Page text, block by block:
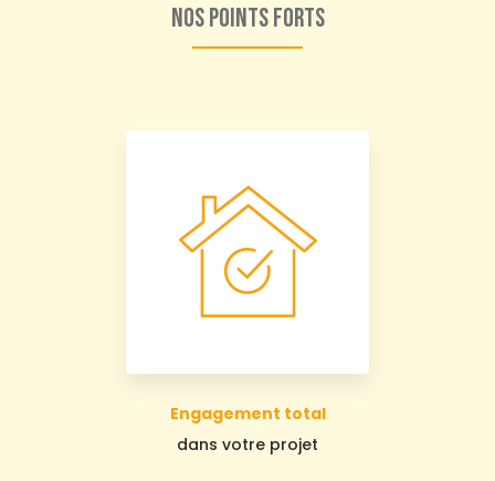
Nos points forts
Engagement total
dans votre projet